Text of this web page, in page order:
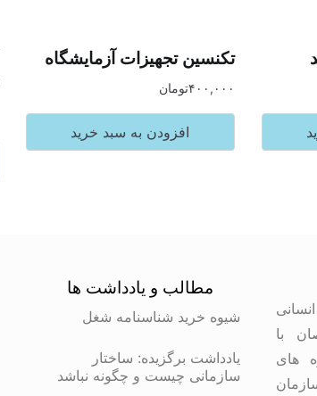
تکنسین تجهیزات آزمایشگاه
۴۰۰,۰۰۰تومان
افزودن به سبد خرید
با
های
مطالب و یادداشت ها
شیوه خرید شناسنامه شغل
یادداشت برگزیده: ساختار
سازمانی چیست و چگونه نباشد